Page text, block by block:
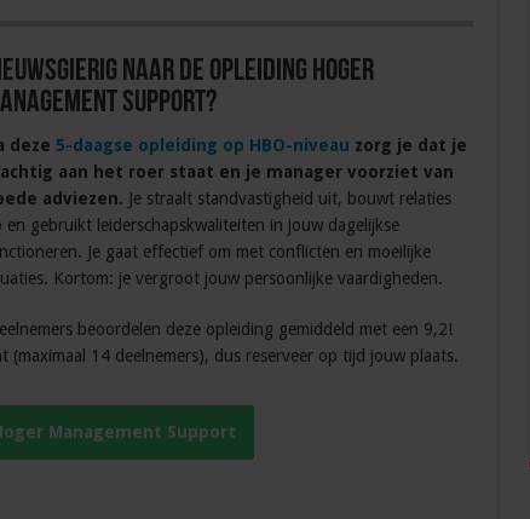
naar de opleiding Hoger
Support?
deze 5-daagse opleiding op HBO-niveau zorg je dat je
aan het roer staat en je manager voorziet van
adviezen. Je straalt standvastigheid uit, bouwt relaties
en gebruikt leiderschapskwaliteiten in jouw dagelijkse
Je gaat effectief om met conflicten en moeilijke
Kortom: je vergroot jouw persoonlijke vaardigheden.
beoordelen deze opleiding gemiddeld met een 9,2!
(maximaal 14 deelnemers), dus reserveer op tijd jouw plaats.
Management Support